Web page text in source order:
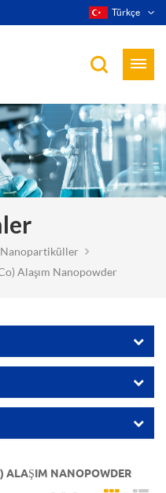
Türkçe
Nanopartiküller
Alaşım Nanopowder
ALAŞIM NANOPOWDER